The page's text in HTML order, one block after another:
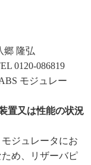
郷 隆弘
0120-086819
モジュレー
置又は性能の状況
ジュレータにお
め、リザーバピ